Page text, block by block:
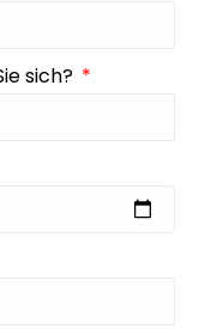
sich?